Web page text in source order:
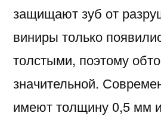
защищают зуб от
виниры только
толстыми, поэтому
значительной.
имеют толщину 0,5 мм